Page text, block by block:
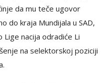
da mu teče ugovor
do kraja Mundijala u SAD,
Lige nacija odradiće Li
na selektorskoj poziciji